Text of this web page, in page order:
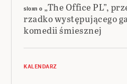
sloxn o „The Office PL”,
rzadko występującego
komedii śmiesznej
KALENDARZ